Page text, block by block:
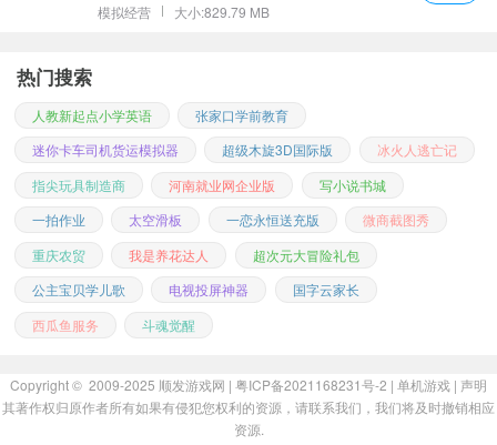
模拟经营 大小:829.79 MB
热门搜索
人教新起点小学英语
张家口学前教育
迷你卡车司机货运模拟器
超级木旋3D国际版
冰火人逃亡记
指尖玩具制造商
河南就业网企业版
写小说书城
一拍作业
太空滑板 一恋永恒送充版
微商截图秀
重庆农贸
我是养花达人
超次元大冒险礼包
公主宝贝学儿歌
电视投屏神器
国字云家长
西瓜鱼服务
斗魂觉醒
Copyright © 2009-2025 顺发游戏网 | 粤ICP备2021168231号-2 | 单机游戏 | 声明
其著作权归原作者所有如果有侵犯您权利的资源，请联系我们，我们将及时撤销相应
资源.